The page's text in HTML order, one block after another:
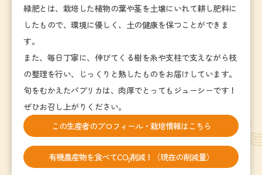
緑肥とは、栽培した植物の葉や茎を土壌にいれて耕し肥料に
したもので、環境に優しく、土の健康を保つことができま
す。
また、毎日丁寧に、伸びてくる樹を糸や支柱で支えながら枝
の整理を行い、じっくりと熟したものをお届けしています。
旬をむかえたパプリカは、肉厚でとってもジューシーです！
ぜひお召し上がりください。
この生産者のプロフィール・栽培情報はこちら
有機農産物を食べてCO2削減！（現在の削減量）